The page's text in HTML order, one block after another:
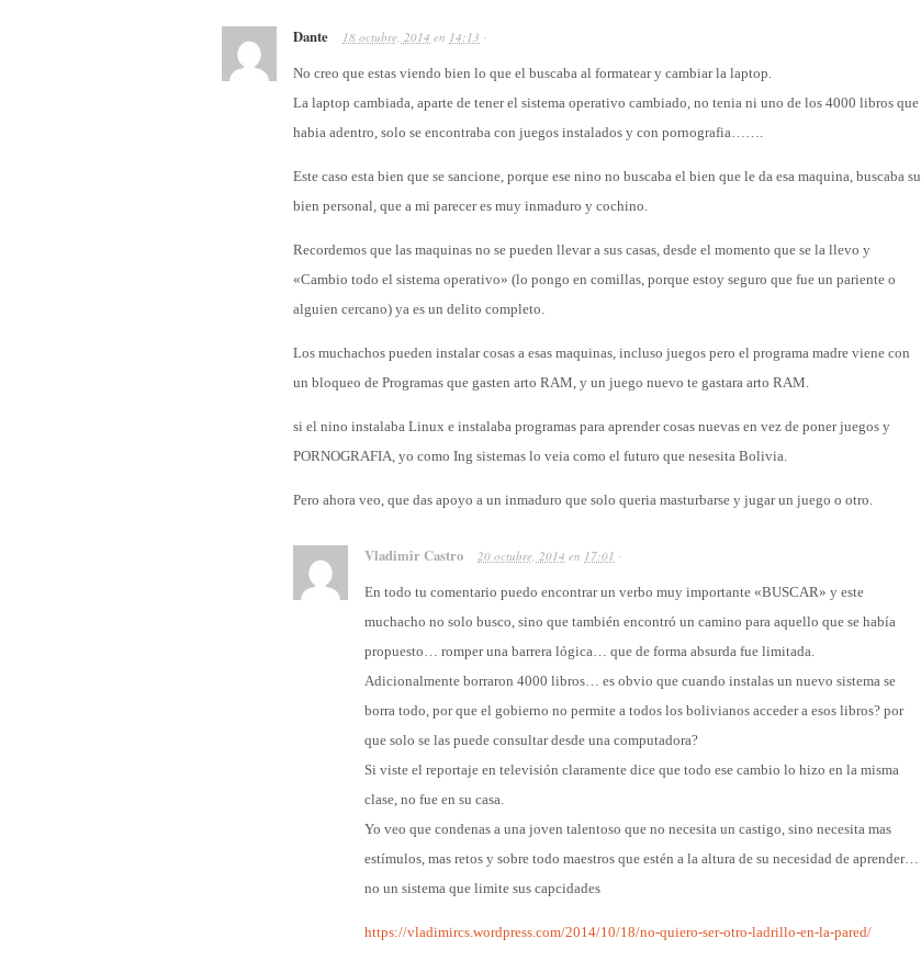
Dante 18 octubre, 2014 en 14:13 ·
No creo que estas viendo bien lo que el buscaba al formatear y cambiar la laptop.
La laptop cambiada, aparte de tener el sistema operativo cambiado, no tenia ni uno de los 4000 libros que
habia adentro, solo se encontraba con juegos instalados y con pornografia…….
Este caso esta bien que se sancione, porque ese nino no buscaba el bien que le da esa maquina, buscaba su
bien personal, que a mi parecer es muy inmaduro y cochino.
Recordemos que las maquinas no se pueden llevar a sus casas, desde el momento que se la llevo y
«Cambio todo el sistema operativo» (lo pongo en comillas, porque estoy seguro que fue un pariente o
alguien cercano) ya es un delito completo.
Los muchachos pueden instalar cosas a esas maquinas, incluso juegos pero el programa madre viene con
un bloqueo de Programas que gasten arto RAM, y un juego nuevo te gastara arto RAM.
si el nino instalaba Linux e instalaba programas para aprender cosas nuevas en vez de poner juegos y
PORNOGRAFIA, yo como Ing sistemas lo veia como el futuro que nesesita Bolivia.
Pero ahora veo, que das apoyo a un inmaduro que solo queria masturbarse y jugar un juego o otro.
Vladimir Castro 20 octubre, 2014 en 17:01 ·
En todo tu comentario puedo encontrar un verbo muy importante «BUSCAR» y este
muchacho no solo busco, sino que también encontró un camino para aquello que se había
propuesto… romper una barrera lógica… que de forma absurda fue limitada.
Adicionalmente borraron 4000 libros… es obvio que cuando instalas un nuevo sistema se
borra todo, por que el gobierno no permite a todos los bolivianos acceder a esos libros? por
que solo se las puede consultar desde una computadora?
Si viste el reportaje en televisión claramente dice que todo ese cambio lo hizo en la misma
clase, no fue en su casa.
Yo veo que condenas a una joven talentoso que no necesita un castigo, sino necesita mas
estímulos, mas retos y sobre todo maestros que estén a la altura de su necesidad de aprender…
no un sistema que limite sus capcidades
https://vladimircs.wordpress.com/2014/10/18/no-quiero-ser-otro-ladrillo-en-la-pared/